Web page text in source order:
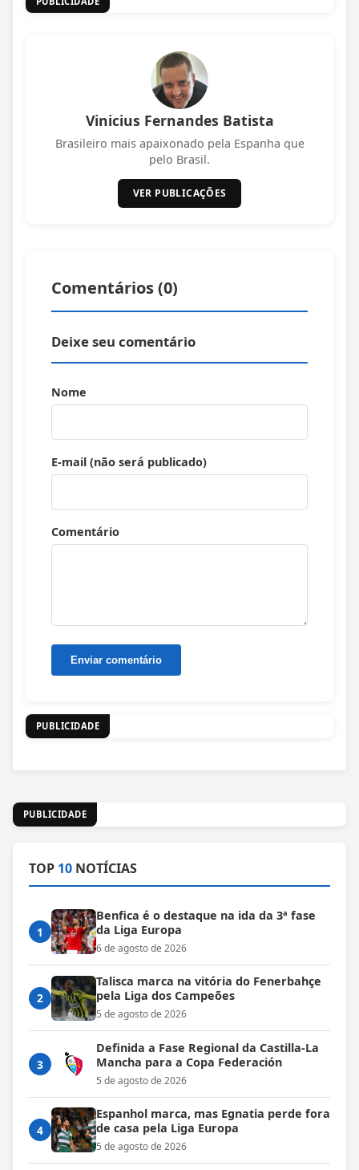
Vinicius Fernandes Batista
Brasileiro mais apaixonado pela Espanha que
pelo Brasil.
VER PUBLICAÇÕES
Comentários (0)
Deixe seu comentário
Nome
E-mail (não será publicado)
Comentário
PUBLICIDADE
PUBLICIDADE
TOP 10 NOTÍCIAS
1
Benfica é o destaque na ida da 3ª fase
da Liga Europa
6 de agosto de 2026
2
Talisca marca na vitória do Fenerbahçe
pela Liga dos Campeões
5 de agosto de 2026
3
Definida a Fase Regional da Castilla-La
Mancha para a Copa Federación
5 de agosto de 2026
4
Espanhol marca, mas Egnatia perde fora
de casa pela Liga Europa
5 de agosto de 2026